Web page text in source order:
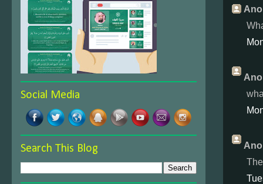
Social Media
Search This Blog